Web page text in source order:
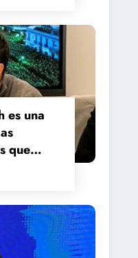
es una
que